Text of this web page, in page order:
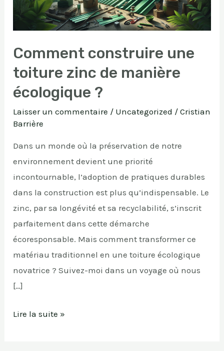
Comment construire une
toiture zinc de manière
écologique ?
Laisser un commentaire / Uncategorized /Cristian
Barrière
Dans un monde où la préservation de notre
environnement devient une priorité
incontournable, l’adoption de pratiques durables
dans la construction est plus qu’indispensable. Le
zinc, par sa longévité et sa recyclabilité, s’inscrit
parfaitement dans cette démarche
écoresponsable. Mais comment transformer ce
matériau traditionnel en une toiture écologique
novatrice ? Suivez-moi dans un voyage où nous
[…]
de
manière
écologique
?
Lire la suite »